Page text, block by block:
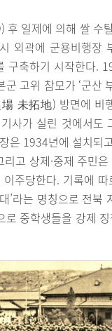
후 일제에 의해 쌀 수
외곽에 군용비행장
구축하기 시작한다.
군 고위 참모가 ‘군산
未拓地) 방면에 비
사가 실린 것에서도
은 1934년에 설치되
고 상제·중제 주민
주당한다. 기록에
’라는 명칭으로 전북
로 중학생들을 강제